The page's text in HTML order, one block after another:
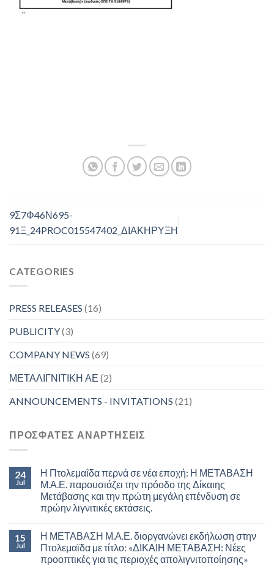
9Σ7Φ46Ν695-
91Ξ_24PROC015547402_ΔΙΑΚΗΡΥΞΗ
CATEGORIES
PRESS RELEASES (16)
PUBLICITY(3)
COMPANY NEWS (69)
ΜΕΤΑΛΙΓΝΙΤΙΚΗ ΑΕ (2)
ANNOUNCEMENTS - INVITATIONS (21)
ΠΡΟΣΦΑΤΕΣ ΑΝΑΡΤΗΣΕΙΣ
24
Jul
Η Πτολεμαΐδα περνά σε νέα εποχή: Η ΜΕΤΑΒΑΣΗ
Μ.Α.Ε. παρουσιάζει την πρόοδο της Δίκαιης
Μετάβασης και την πρώτη μεγάλη επένδυση σε
πρώην λιγνιτικές εκτάσεις.
15
Jul
Η ΜΕΤΑΒΑΣΗ Μ.Α.Ε. διοργανώνει εκδήλωση στην
Πτολεμαϊδα με τίτλο: «ΔΙΚΑΙΗ ΜΕΤΑΒΑΣΗ: Νέες
προοπτικές για τις περιοχές απολιγνιτοποίησης»